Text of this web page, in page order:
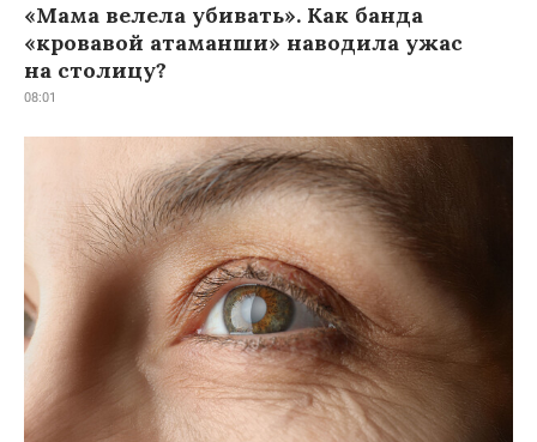
«Мама велела убивать». Как банда
«кровавой атаманши» наводила ужас
на столицу?
08:01